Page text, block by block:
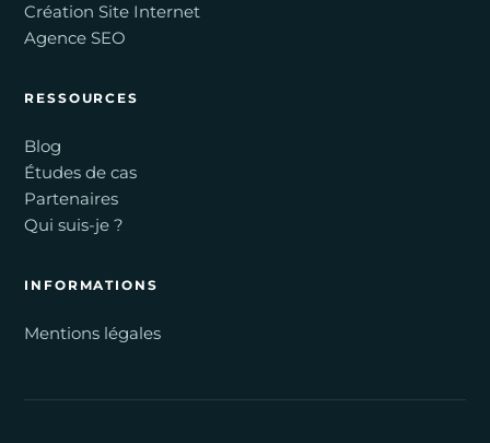
Création Site Internet
Agence SEO
RESSOURCES
Blog
Études de cas
Partenaires
Qui suis-je ?
INFORMATIONS
Mentions légales